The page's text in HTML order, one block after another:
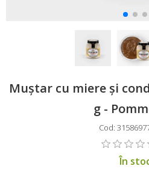
Muștar cu miere și
g -
Cod:
În